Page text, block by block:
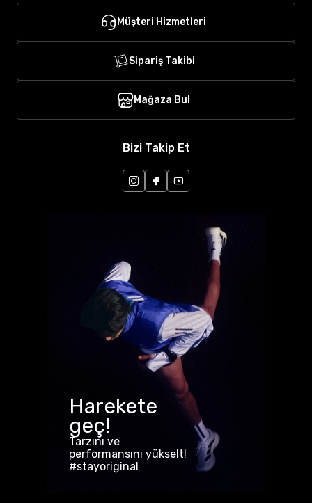
Müşteri Hizmetleri
Sipariş Takibi
Mağaza Bul
Bizi Takip Et
Harekete
geç!
Tarzını ve
performansını yükselt!
#stayoriginal